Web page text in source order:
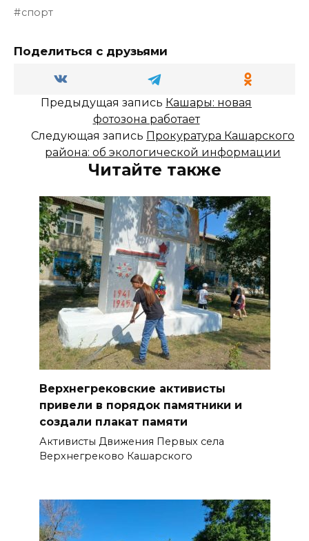
спорт
Поделиться с друзьями
Предыдущая запись Кашары: новая
фотозона работает
Следующая запись Прокуратура Кашарского
района: об экологической информации
Читайте также
Верхнегрековские активисты
привели в порядок памятники и
создали плакат памяти
Активисты Движения Первых села
Верхнегреково Кашарского